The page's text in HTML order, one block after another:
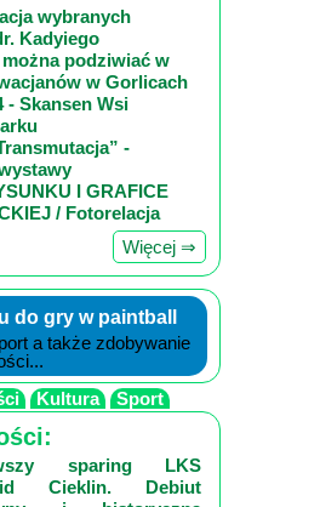
wybranych
Kadyiego
podziwiać w
w Gorlicach
- Skansen Wsi
-
I GRAFICE
/ Fotorelacja
Więcej ⇒
do gry w paintball
a także zdobywanie
Kultura Sport
sparing LKS
Cieklin. Debiut